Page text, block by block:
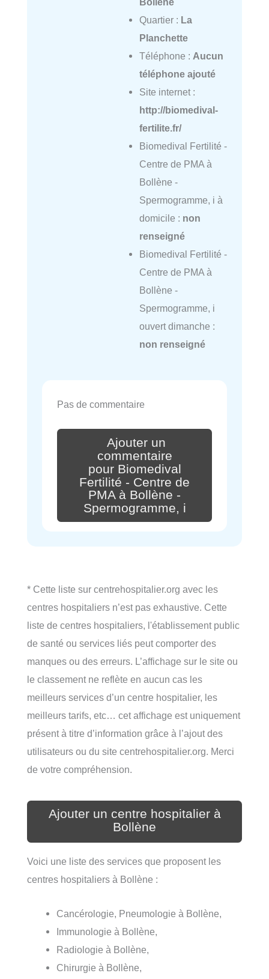
Quartier : La
Planchette
Téléphone : Aucun
téléphone ajouté
Site internet :
http://biomedival-
fertilite.fr/
Biomedival Fertilité -
Centre de PMA à
Bollène -
Spermogramme, i à
domicile : non
renseigné
Biomedival Fertilité -
Centre de PMA à
Bollène -
Spermogramme, i
ouvert dimanche :
non renseigné
Pas de commentaire
Ajouter un
commentaire
pour Biomedival
Fertilité - Centre de
PMA à Bollène -
Spermogramme, i
* Cette liste sur centrehospitalier.org avec les
centres hospitaliers n’est pas exhaustive. Cette
liste de centres hospitaliers, l'établissement public
de santé ou services liés peut comporter des
manques ou des erreurs. L’affichage sur le site ou
le classement ne reflète en aucun cas les
meilleurs services d’un centre hospitalier, les
meilleurs tarifs, etc… cet affichage est uniquement
présent à titre d’information grâce à l’ajout des
utilisateurs ou du site centrehospitalier.org. Merci
de votre compréhension.
Ajouter un centre hospitalier à
Bollène
Voici une liste des services que proposent les
centres hospitaliers à Bollène :
Cancérologie, Pneumologie à Bollène,
Immunologie à Bollène,
Radiologie à Bollène,
Chirurgie à Bollène,